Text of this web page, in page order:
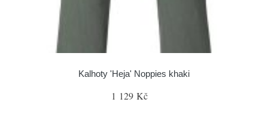
Kalhoty 'Heja' Noppies khaki
1 129 Kč